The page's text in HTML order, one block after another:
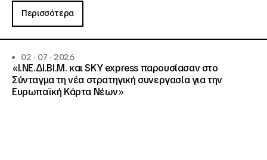
Περισσότερα
02 · 07 · 2026
«Ι.ΝΕ.ΔΙ.ΒΙ.Μ. και SKY express παρουσίασαν στο
Σύνταγμα τη νέα στρατηγική συνεργασία για την
Ευρωπαϊκή Κάρτα Νέων»